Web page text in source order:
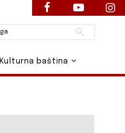
Pretraži
Kulturna baština